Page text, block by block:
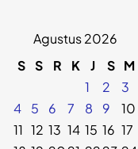
Agustus 2026
S S R K J S M
1
2
3
4
5 6 7 8 9
10
11 12 13 14 15 16 17